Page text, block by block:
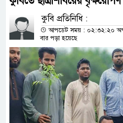
কুবি প্রতিনিধি :
আপডেট সময় : ০২:৩২:২০
বার পড়া হয়েছে